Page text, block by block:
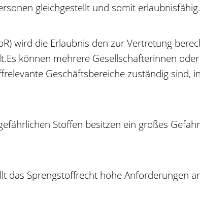
gleichgestellt und somit erlaubnisfähig.
wird die Erlaubnis den zur Vertretung
Es können mehrere Gesellschafterinnen
Geschäftsbereiche zuständig sind,
Stoffen besitzen ein großes
das Sprengstoffrecht hohe Anforderungen